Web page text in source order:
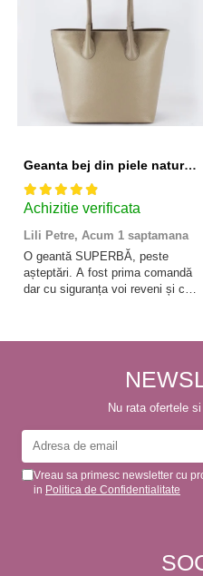
Geanta bej din piele naturala 8966 123
Achizitie verificata
Lili Petre, Acum 1 saptamana
O geantă SUPERBĂ, peste
așteptări. A fost prima comandă
dar cu siguranța voi reveni și cu
Nu rata ofertele
Vreau sa primesc newsletter cu
in Politica de Confidentialitate